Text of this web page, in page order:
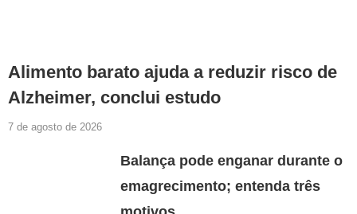
Alimento barato ajuda a reduzir risco de
Alzheimer, conclui estudo
7 de agosto de 2026
Balança pode enganar durante o
emagrecimento; entenda três